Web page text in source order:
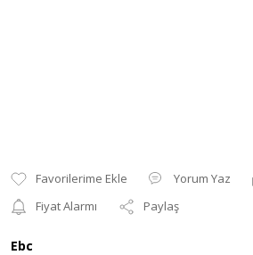
Yorum Yaz
Fiyat Alarmı
Paylaş
Ebc